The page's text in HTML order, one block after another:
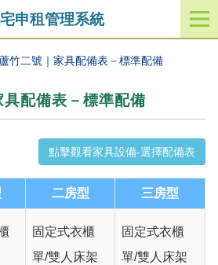
申租管理系統
開
啟
選
單
蘆竹二號｜家具配備表－標準配備
具配備表－標準配備
點擊觀看家具設備-選擇配備表
二房型 三房型
固定式衣櫃
單/雙人床架
固定式衣櫃
單/雙人床架